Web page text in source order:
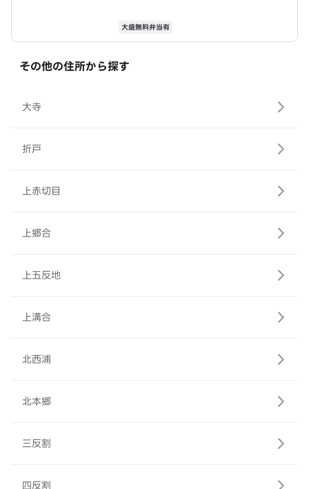
大盛無料弁当有
その他の住所から探す
大寺
折戸
上赤切目
上郷合
上五反地
上溝合
北西浦
北本郷
三反割
四反割